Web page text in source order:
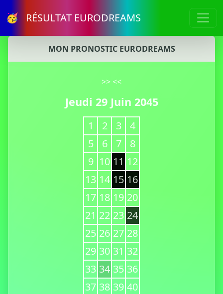
🥳 RÉSULTAT EURODREAMS
MON PRONOSTIC EURODREAMS
>> <<
Jeudi 29 Juin 2045
1 2 3
4
5
6 7
8
9 10 11 12
13 14 15 16
17 18 19 20
21 22 23 24
25 26 27 28
29 30 31 32
33 34 35 36
37 38 39 40